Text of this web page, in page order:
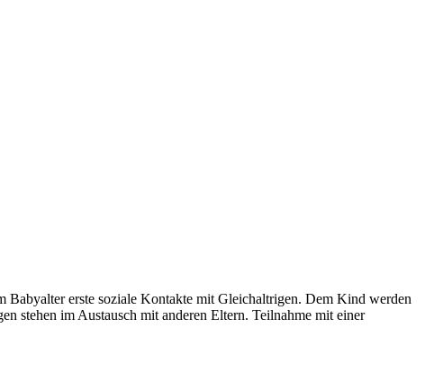
erste soziale Kontakte mit Gleichaltrigen. Dem Kind werden
stehen im Austausch mit anderen Eltern. Teilnahme mit einer